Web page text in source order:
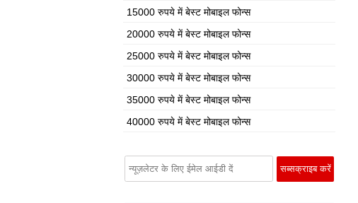
15000 रुपये में बेस्ट मोबाइल फोन्स
20000 रुपये में बेस्ट मोबाइल फोन्स
25000 रुपये में बेस्ट मोबाइल फोन्स
30000 रुपये में बेस्ट मोबाइल फोन्स
35000 रुपये में बेस्ट मोबाइल फोन्स
40000 रुपये में बेस्ट मोबाइल फोन्स